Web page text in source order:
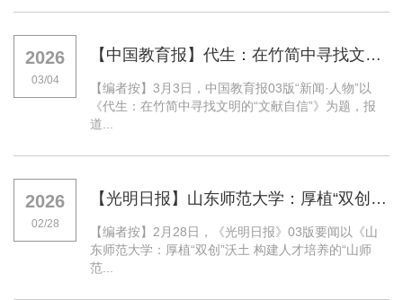
2026
03/04
【中国教育报】代生：在竹简中寻找文明的“文献自信”
【编者按】3月3日，中国教育报03版“新闻·人物”以
《代生：在竹简中寻找文明的“文献自信”》为题，报
道...
2026
02/28
【光明日报】山东师范大学：厚植“双创”沃土 构建人才培养的“山师范式”
【编者按】2月28日，《光明日报》03版要闻以《山
东师范大学：厚植“双创”沃土 构建人才培养的“山师
范...